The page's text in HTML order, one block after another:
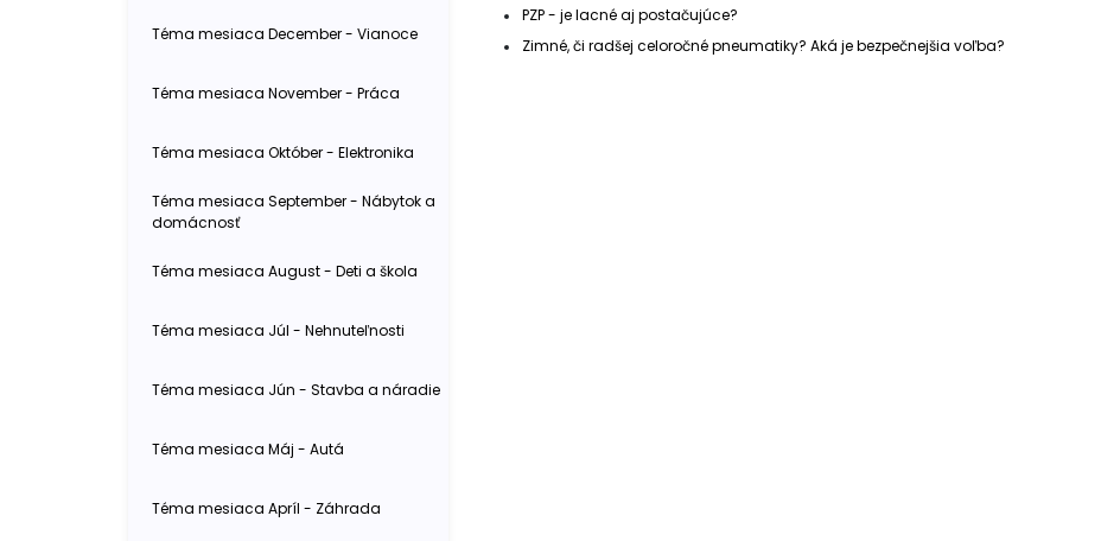
Téma mesiaca December - Vianoce
Téma mesiaca November - Práca
Téma mesiaca Október - Elektronika
Téma mesiaca September - Nábytok a
domácnosť
Téma mesiaca August - Deti a škola
Téma mesiaca Júl - Nehnuteľnosti
Téma mesiaca Jún - Stavba a náradie
Téma mesiaca Máj - Autá
Téma mesiaca Apríl - Záhrada
PZP - je lacné aj postačujúce?
Zimné, či radšej celoročné pneumatiky? Aká je bezpečnejšia voľba?